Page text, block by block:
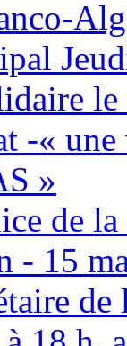
-«
»
de
- 15